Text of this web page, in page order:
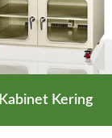
Kabinet Kering